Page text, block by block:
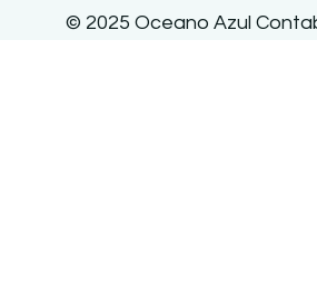
© 2025 Oceano Azul